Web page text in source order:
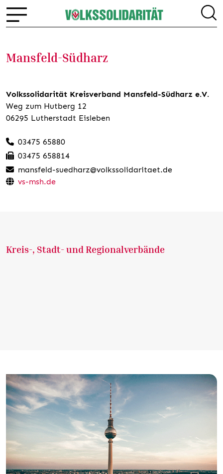
Mansfeld-Südharz
Volkssolidarität Kreisverband Mansfeld-Südharz e.V.
Weg zum Hutberg 12
06295 Lutherstadt Eisleben
03475 65880
03475 658814
mansfeld-suedharz@volkssolidaritaet.de
vs-msh.de
Kreis-, Stadt- und Regionalverbände